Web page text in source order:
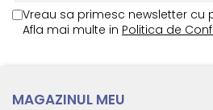
Vreau sa primesc newsletter cu
Afla mai multe in Politica de
MAGAZINUL MEU